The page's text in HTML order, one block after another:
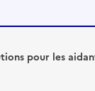
pour les